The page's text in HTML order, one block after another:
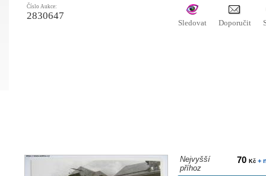
Číslo Aukce:
2830647
Sledovat Doporučit
Nejvyšší
příhoz
70 Kč+